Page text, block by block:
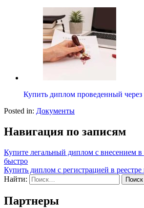
Купить диплом проведенный через
Posted in: Документы
Навигация по записям
Купите легальный диплом с внесением в
быстро
Купить диплом с регистрацией в реестре
Найти:
Партнеры